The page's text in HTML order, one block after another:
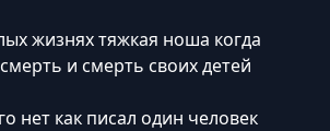
жизнях тяжкая ноша когда
и смерть своих детей
нет как писал один человек